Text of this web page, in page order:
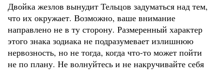
Двойка жезлов вынудит Тельцов задуматься над тем,
что их окружает. Возможно, ваше внимание
направлено не в ту сторону. Размеренный характер
этого знака зодиака не подразумевает излишнюю
нервозность, но не тогда, когда что-то может пойти
не по плану. Не волнуйтесь и не накручивайте себя